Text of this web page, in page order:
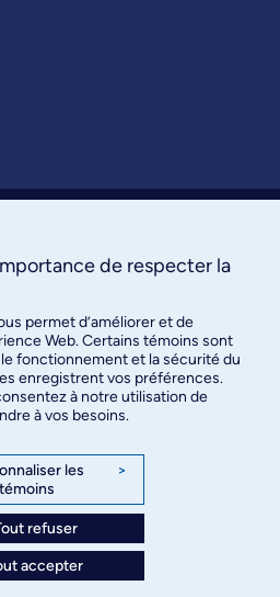
490
de respecter la
permet d’améliorer et de
Web. Certains témoins sont
fonctionnement et la sécurité du
enregistrent vos préférences.
à notre utilisation de
à vos besoins.
les
témoins
>
refuser
accepter